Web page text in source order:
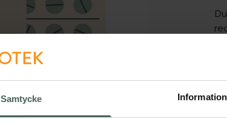
Samtycke Information